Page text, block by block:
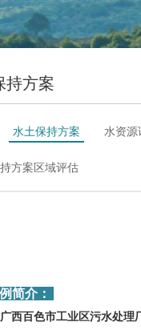
持方案
水土保持方案 水资源
方案区域评估
简介：
西百色市工业区污水处理